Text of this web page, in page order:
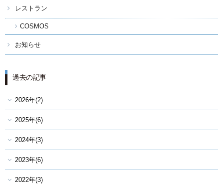
レストラン
COSMOS
お知らせ
過去の記事
2026年(2)
2025年(6)
2024年(3)
2023年(6)
2022年(3)